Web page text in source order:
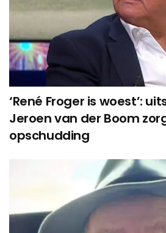
‘René Froger is woest’:
Jeroen van der Boom
opschudding